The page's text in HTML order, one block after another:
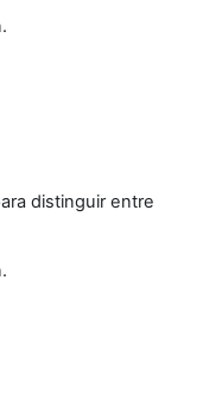
distinguir entre